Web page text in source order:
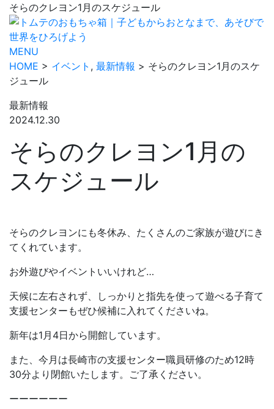
そらのクレヨン1月のスケジュール
MENU
HOME > イベント , 最新情報 > そらのクレヨン1月のスケ
ジュール
最新情報
2024.12.30
そらのクレヨン1月の
スケジュール
そらのクレヨンにも冬休み、たくさんのご家族が遊びにき
てくれています。
お外遊びやイベントいいけれど…
天候に左右されず、しっかりと指先を使って遊べる子育て
支援センターもぜひ候補に入れてくださいね。
新年は1月4日から開館しています。
また、今月は長崎市の支援センター職員研修のため12時
30分より閉館いたします。ご了承ください。
ーーーーーー